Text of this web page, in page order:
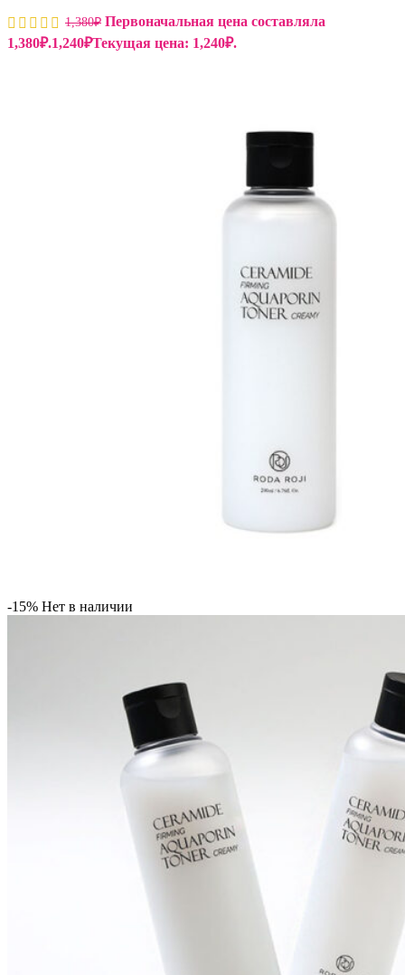
1,380₽ Первоначальная цена составляла
1,380₽.1,240₽Текущая цена: 1,240₽.
-15% Нет в наличии